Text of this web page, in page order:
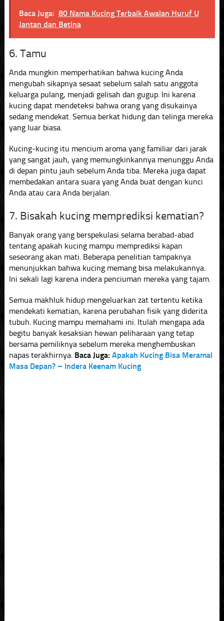
Baca Juga: 80 Nama Kucing Terbaik Awalan Huruf U
Jantan dan Betina
6. Tamu
Anda mungkin memperhatikan bahwa kucing Anda
mengubah sikapnya sesaat sebelum salah satu anggota
keluarga pulang, menjadi gelisah dan gugup. Ini karena
kucing dapat mendeteksi bahwa orang yang disukainya
sedang mendekat. Semua berkat hidung dan telinga mereka
yang luar biasa.
Kucing-kucing itu mencium aroma yang familiar dari jarak
yang sangat jauh, yang memungkinkannya menunggu Anda
di depan pintu jauh sebelum Anda tiba. Mereka juga dapat
membedakan antara suara yang Anda buat dengan kunci
Anda atau cara Anda berjalan.
7. Bisakah kucing memprediksi kematian?
Banyak orang yang berspekulasi selama berabad-abad
tentang apakah kucing mampu memprediksi kapan
seseorang akan mati. Beberapa penelitian tampaknya
menunjukkan bahwa kucing memang bisa melakukannya.
Ini sekali lagi karena indera penciuman mereka yang tajam.
Semua makhluk hidup mengeluarkan zat tertentu ketika
mendekati kematian, karena perubahan fisik yang diderita
tubuh. Kucing mampu memahami ini. Itulah mengapa ada
begitu banyak kesaksian hewan peliharaan yang tetap
bersama pemiliknya sebelum mereka menghembuskan
napas terakhirnya. Baca Juga: Apakah Kucing Bisa Meramal
Masa Depan? – Indera Keenam Kucing